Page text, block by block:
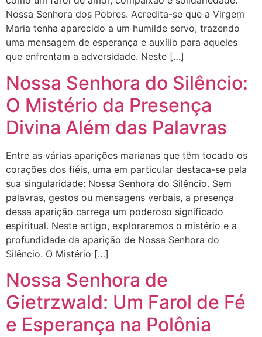
Nossa Senhora dos Pobres. Acredita-se que a Virgem
Maria tenha aparecido a um humilde servo, trazendo
uma mensagem de esperança e auxílio para aqueles
que enfrentam a adversidade. Neste […]
Nossa Senhora do Silêncio:
O Mistério da Presença
Divina Além das Palavras
Entre as várias aparições marianas que têm tocado os
corações dos fiéis, uma em particular destaca-se pela
sua singularidade: Nossa Senhora do Silêncio. Sem
palavras, gestos ou mensagens verbais, a presença
dessa aparição carrega um poderoso significado
espiritual. Neste artigo, exploraremos o mistério e a
profundidade da aparição de Nossa Senhora do
Silêncio. O Mistério […]
Nossa Senhora de
Gietrzwald: Um Farol de Fé
e Esperança na Polônia